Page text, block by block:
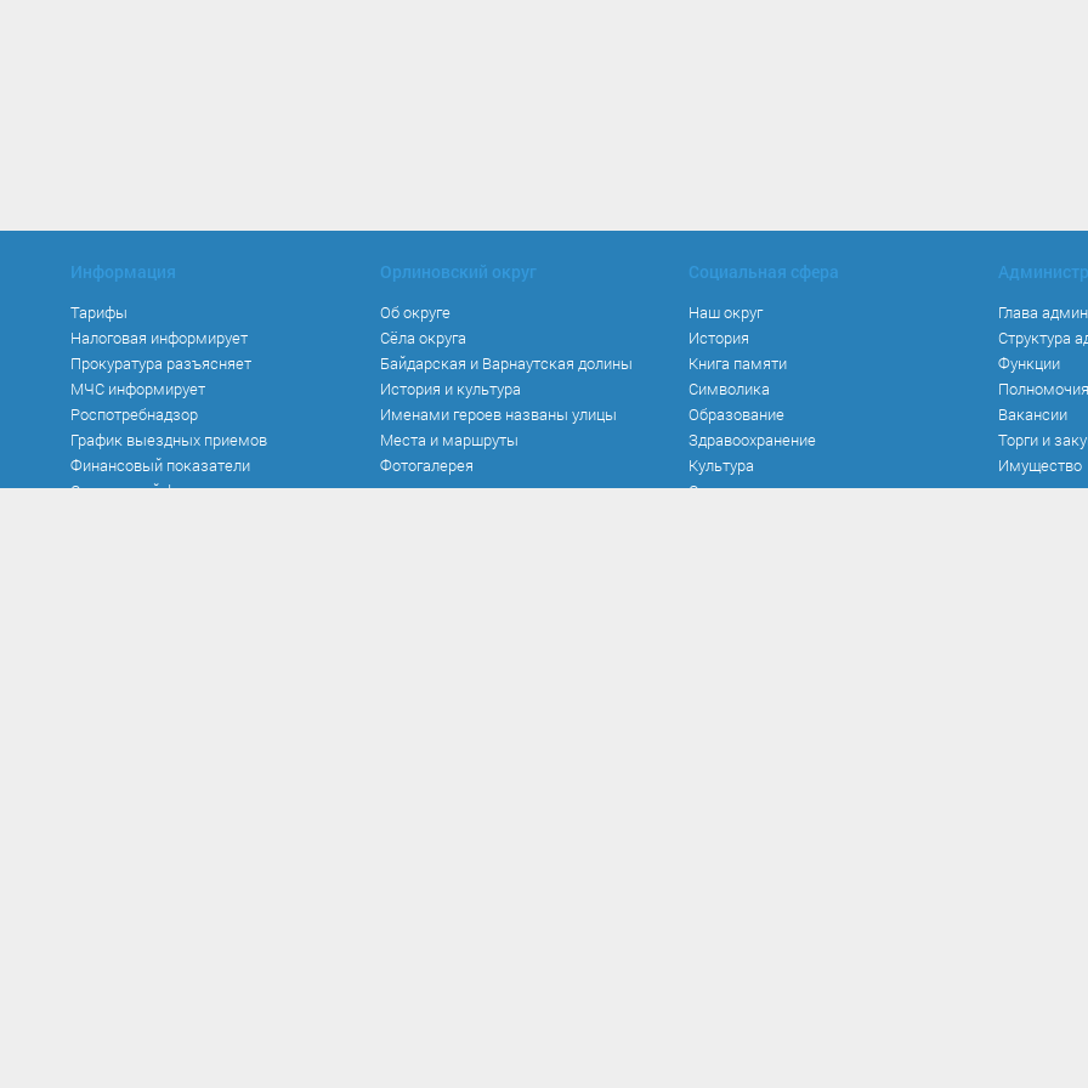
Информация
Тарифы
Налоговая информирует
Прокуратура разъясняет
МЧС информирует
Роспотребнадзор
График выездных приемов
Финансовый показатели
Социальный фонд
Орлиновский округ
Об округе
Сёла округа
Байдарская и Варнаутская долины
История и культура
Именами героев названы улицы
Места и маршруты
Фотогалерея
Социальная сфера
Наш округ
История
Книга памяти
Символика
Образование
Здравоохранение
Культура
Спорт
Глава
Структура
Функции
Полномочия
Вакансии
Торги и
Имущество